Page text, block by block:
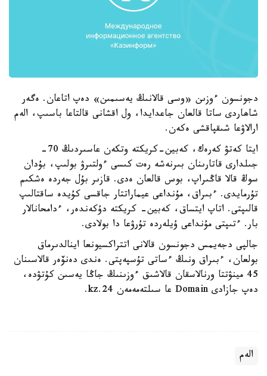
دجونسون ءوزىن «وسى قالانىڭ يەسىمىن» دەپ اتاعان. ەگەر
شاھاردى ساتا قالعان جاعدايدا، ول اقشانى قالتاعا باسىپ، الەم
ارالاۋعا شىقپاقشى ەكەن.
ايتا كەتۋ كەرەك، كەبين-كريكتە وتكەن عاسىردىڭ 70-
جىلدارى قاتارىنان بىرنەشە رەت كىسى ءولتىرۋ بولىپ، بۇدان
سوڭ قالا قاڭىراپ، بوس قالعان ەدى. قازىر بۇل جەردە ەشكىم
تۇرمايدى. ءبىراق، مۇنداعى عيماراتتار جاقسى كۇيدە ساقتالىپ
قالىپتى. اتاپ ايتساق، كەبين- كريكتە دۇكەندەر، ءدامحانالار
بار. ءتىپتى مۇنداعى ۇيلەردە تۇرۋعا دا بولادى.
جالپى دجەيمس دجونسون قالانى اتتراكسيونعا اينالدىرماق
بولعان، ءبىراق ونىڭ ءساتى تۇسپەپتى. ەندى دەنۆەر قالاسىنان
45 مينۋتتا ورنالاسقان قالاشىق ءوزىنىڭ جاڭا يەسىن كۇتۋدە،
دەپ جازادى Domain عا سىلتەمەمەن 24.kz.
الەم